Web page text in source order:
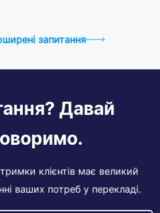
запитання
Давай
клієнтів має великий
ваших потреб у перекладі.